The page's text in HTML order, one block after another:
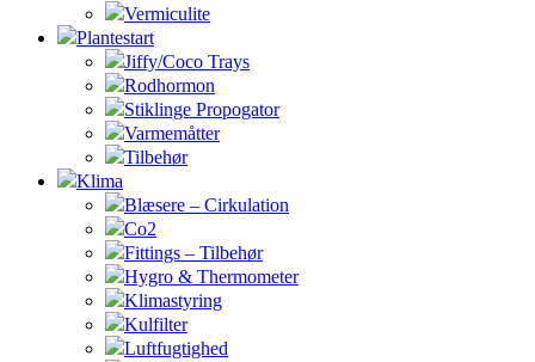
Vermiculite
Plantestart
Jiffy/Coco Trays
Rodhormon
Stiklinge Propogator
Varmemåtter
Tilbehør
Klima
Blæsere – Cirkulation
Co2
Fittings – Tilbehør
Hygro & Thermometer
Klimastyring
Kulfilter
Luftfugtighed